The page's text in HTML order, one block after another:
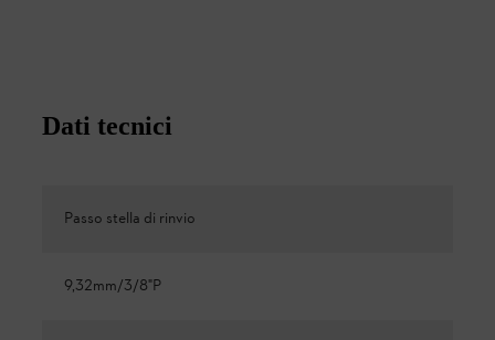
Dati tecnici
Passo stella di rinvio
9,32mm/3/8"P